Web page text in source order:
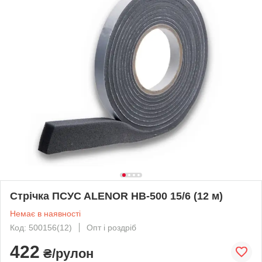
Стрічка ПСУC ALENOR НВ-500 15/6 (12 м)
Немає в наявності
Код: 500156(12)
Опт і роздріб
422 ₴/рулон